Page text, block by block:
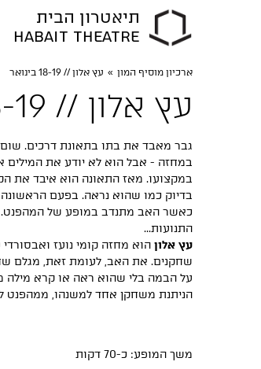
תיאטרון הבית
HABAIT THEATRE
ארכיון מוסיף המון » עץ אלון // 18-19 בינואר
עץ אלון // 18-19 בינואר
גבר מאבד את בתו בתאונת דרכים.
במחזה - אבל הוא לא יודע את המילים
במקצועו. מאז התאונה הוא איבד את
בדיוק כמו שהוא נראה. בפעם
כאשר האב מתנדב במופע של המהפנט.
התנועות...
עץ אלון הוא מחזה קומי נועז
שחקנים. את האב, לעומת זאת, מגלם
על הבמה בלי שהוא ראה או קרא מילה
הניתנת משחקן אחד למשנהו, ממהפנט
משך המופע: כ-70 דקות